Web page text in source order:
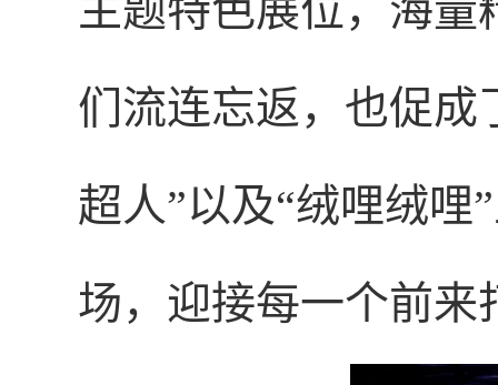
主题特色展位，海
们流连忘返，也促成
超人”以及“绒哩绒哩
场，迎接每一个前来